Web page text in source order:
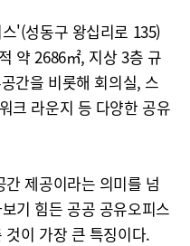
'(성동구 왕십리로 135)
약 2686㎡, 지상 3층 규
간을 비롯해 회의실, 스
크 라운지 등 다양한 공유
제공이라는 의미를 넘
기 힘든 공공 공유오피스
이 가장 큰 특징이다.